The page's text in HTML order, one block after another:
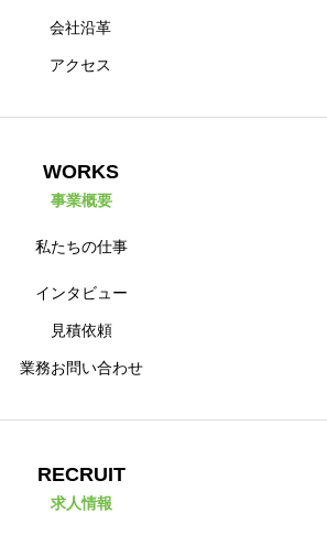
会社沿革
アクセス
WORKS
事業概要
私たちの仕事
インタビュー
見積依頼
業務お問い合わせ
RECRUIT
求人情報